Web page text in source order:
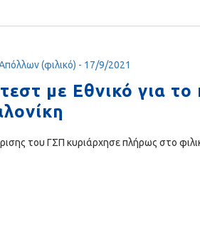
με Εθνικό για
του ΓΣΠ κυριάρχησε πλήρως στο